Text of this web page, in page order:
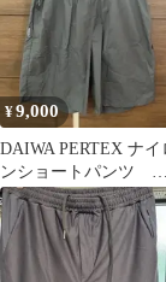
¥9,000
DAIWA PERTEX ナイ
ンショートパンツ グ
レー